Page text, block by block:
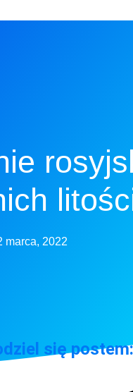
marca, 2022
się postem: